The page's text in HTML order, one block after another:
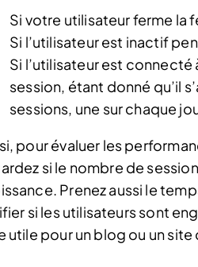
Si votre utilisateur ferme la
Si l’utilisateur est inactif
Si l’utilisateur est
session, étant donné qu’il
sessions, une sur chaque
pour évaluer les
si le nombre de
Prenez aussi le
si les utilisateurs sont
utile pour un blog ou un